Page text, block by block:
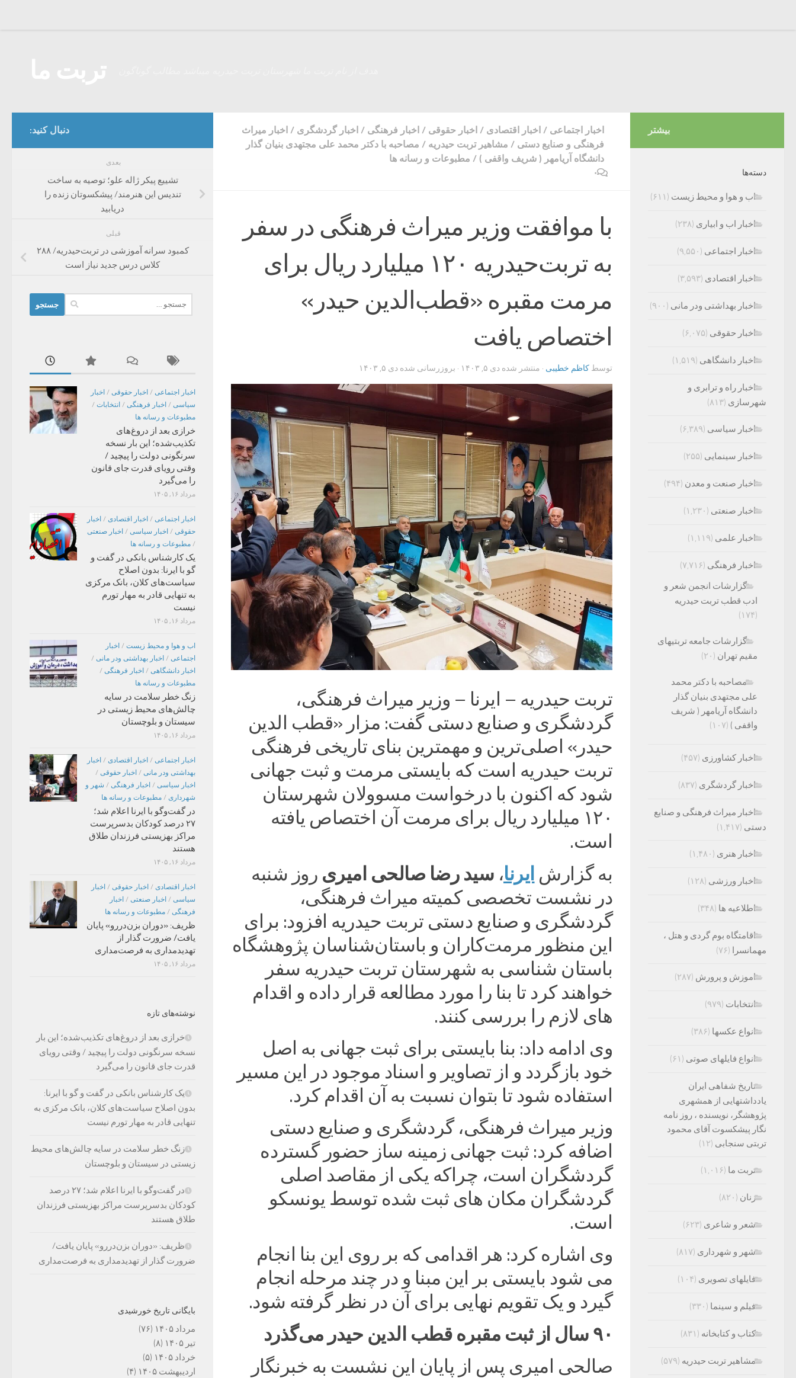
اخبار اجتماعی / اخبار اقتصادی / اخبار حقوقی / اخبار فرهنگی / اخبار گردشگری / اخبار میراث
فرهنگی و صنایع دستی / مشاهیر تربت حیدریه / مصاحبه با دکتر محمد علی مجتهدی بنیان گذار
دانشگاه آریامهر ( شریف واقفی ) / مطبوعات و رسانه ها
۰
با موافقت وزیر میراث فرهنگی در سفر
به تربت‌حیدریه ۱۲۰ میلیارد ریال برای
مرمت مقبره «قطب‌الدین حیدر»
اختصاص یافت
توسط کاظم خطیبی · منتشر شده دی ۵, ۱۴۰۳ · بروزرسانی شده دی ۵, ۱۴۰۳
تربت حیدریه – ایرنا – وزیر میراث فرهنگی،
گردشگری و صنایع دستی گفت: مزار «قطب الدین
حیدر» اصلی‌ترین و مهمترین بنای تاریخی فرهنگی
تربت حیدریه است که بایستی مرمت و ثبت جهانی
شود که اکنون با درخواست مسوولان شهرستان
۱۲۰ میلیارد ریال برای مرمت آن اختصاص یافته
است.
به گزارش ایرنا، سید رضا صالحی امیری روز شنبه
در نشست تخصصی کمیته میراث فرهنگی،
گردشگری و صنایع دستی تربت حیدریه افزود: برای
این منظور مرمت‌کاران و باستان‌شناسان پژوهشگاه
باستان شناسی به شهرستان تربت حیدریه سفر
خواهند کرد تا بنا را مورد مطالعه قرار داده و اقدام
های لازم را بررسی کنند.
وی ادامه داد: بنا بایستی برای ثبت جهانی به اصل
خود بازگردد و از تصاویر و اسناد موجود در این مسیر
استفاده شود تا بتوان نسبت به آن اقدام کرد.
وزیر میراث فرهنگی، گردشگری و صنایع دستی
اضافه کرد: ثبت جهانی زمینه ساز حضور گسترده
گردشگران است، چراکه یکی از مقاصد اصلی
گردشگران مکان های ثبت شده توسط یونسکو
است.
وی اشاره کرد: هر اقدامی که بر روی این بنا انجام
می شود بایستی بر این مبنا و در چند مرحله انجام
گیرد و یک تقویم نهایی برای آن در نظر گرفته شود.
۹۰ سال از ثبت مقبره قطب الدین حیدر می‌گذرد
صالحی امیری پس از پایان این نشست به خبرنگار
دنبال کنید:
بعدی
تشییع پیکر ژاله علو؛ توصیه به ساخت
تندیس این هنرمند/ پیشکسوتان زنده را
دریابید
قبلی
کمبود سرانه آموزشی در تربت‌حیدریه/ ۲۸۸
کلاس درس جدید نیاز است
برای:
اخبار اجتماعی / اخبار حقوقی / اخبار
سیاسی / اخبار فرهنگی / انتخابات /
مطبوعات و رسانه ها
خرازی بعد از دروغ‌های
تکذیب‌شده؛ این بار نسخه
سرنگونی دولت را پیچید /
وقتی رویای قدرت جای قانون
را می‌گیرد
مرداد ۱۶, ۱۴۰۵
اخبار اجتماعی / اخبار اقتصادی / اخبار
حقوقی / اخبار سیاسی / اخبار صنعتی
/ مطبوعات و رسانه ها
یک کارشناس بانکی در گفت و
گو با ایرنا: بدون اصلاح
سیاست‌های کلان، بانک مرکزی
به تنهایی قادر به مهار تورم
نیست
مرداد ۱۶, ۱۴۰۵
اب و هوا و محیط زیست / اخبار
اجتماعی / اخبار بهداشتی ودر مانی /
اخبار دانشگاهی / اخبار فرهنگی /
مطبوعات و رسانه ها
زنگ خطر سلامت در سایه
چالش‌های محیط زیستی در
سیستان و بلوچستان
مرداد ۱۶, ۱۴۰۵
اخبار اجتماعی / اخبار اقتصادی / اخبار
بهداشتی ودر مانی / اخبار حقوقی /
اخبار سیاسی / اخبار فرهنگی / شهر و
شهرداری / مطبوعات و رسانه ها
در گفت‌وگو با ایرنا اعلام شد؛
۲۷ درصد کودکان بدسرپرست
مراکز بهزیستی فرزندان طلاق
هستند
مرداد ۱۶, ۱۴۰۵
اخبار اقتصادی / اخبار حقوقی / اخبار
سیاسی / اخبار صنعتی / اخبار
فرهنگی / مطبوعات و رسانه ها
ظریف: «دوران بزن‌دررو» پایان
یافت/ ضرورت گذار از
تهدیدمداری به فرصت‌مداری
مرداد ۱۶, ۱۴۰۵
نوشته‌های تازه
خرازی بعد از دروغ‌های تکذیب‌شده؛ این بار
نسخه سرنگونی دولت را پیچید / وقتی رویای
قدرت جای قانون را می‌گیرد
یک کارشناس بانکی در گفت و گو با ایرنا:
بدون اصلاح سیاست‌های کلان، بانک مرکزی به
تنهایی قادر به مهار تورم نیست
زنگ خطر سلامت در سایه چالش‌های محیط
زیستی در سیستان و بلوچستان
در گفت‌وگو با ایرنا اعلام شد؛ ۲۷ درصد
کودکان بدسرپرست مراکز بهزیستی فرزندان
طلاق هستند
ظریف: «دوران بزن‌دررو» پایان یافت/
ضرورت گذار از تهدیدمداری به فرصت‌مداری
بایگانی تاریخ خورشیدی
مرداد ۱۴۰۵
(۷۶)
تیر ۱۴۰۵
(۸)
خرداد ۱۴۰۵
(۵)
اردیبهشت ۱۴۰۵
(۴)
بیشتر
دسته‌ها
اب و هوا و محیط زیست (۶۱۱)
اخبار اب و ابیاری (۲۳۸)
اخبار اجتماعی (۹,۵۵۰)
اخبار اقتصادی (۳,۵۹۳)
اخبار بهداشتی ودر مانی (۹۰۰)
اخبار حقوقی (۶,۰۷۵)
اخبار دانشگاهی (۱,۵۱۹)
اخبار راه و ترابری و
شهرسازی (۸۱۳)
اخبار سیاسی (۶,۳۸۹)
اخبار سینمایی (۲۵۵)
اخبار صنعت و معدن (۴۹۴)
اخبار صنعتی (۱,۲۳۰)
اخبار علمی (۱,۱۱۹)
اخبار فرهنگی (۷,۷۱۶)
گزارشات انجمن شعر و
ادب قطب تربت حیدریه
(۱۷۴)
گزارشات جامعه تربتیهای
مقیم تهران (۲۰)
مصاحبه با دکتر محمد
علی مجتهدی بنیان گذار
دانشگاه آریامهر ( شریف
واقفی ) (۱۰۷)
اخبار کشاورزی (۴۵۷)
اخبار گردشگری (۸۳۷)
اخبار میراث فرهنگی و صنایع
دستی (۱,۴۱۷)
اخبار هنری (۱,۴۸۰)
اخبار ورزشی (۱۲۸)
اطلاعیه ها (۳۴۸)
اقامتگاه بوم گردی و هتل ،
مهمانسرا (۷۶)
اموزش و پرورش (۲۸۷)
انتخابات (۹۷۹)
انواع عکسها (۳۸۶)
انواع فایلهای صوتی (۶۱)
تاریخ شفاهی ایران
یادداشتهایی از همشهری
پژوهشگر، نویسنده ، روز نامه
نگار پیشکسوت آقای محمود
تربتی سنجابی (۱۲)
تربت ما (۱,۰۱۶)
زنان (۸۲۰)
شعر و شاعری (۶۲۳)
شهر و شهرداری (۸۱۷)
فایلهای تصویری (۱۰۴)
فیلم و سینما (۳۳۰)
کتاب و کتابخانه (۸۳۱)
مشاهیر تربت حیدریه (۵۷۹)